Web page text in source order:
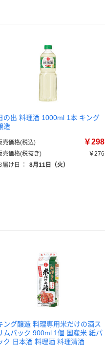
の出 料理酒 1000ml 1本 キング
造
売価格(税込) ￥298
売価格(税抜き)
￥276
届け日
： 8月11日（火）
ング醸造 料理専用米だけの酒ス
ムパック 900ml 1個 国産米 紙パ
ク 日本酒 料理酒 料理清酒